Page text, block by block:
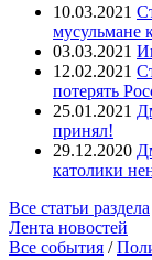
10.03.2021
мусульмане
03.03.2021
12.02.2021
потерять
25.01.2021
принял!
29.12.2020
католики
Все статьи раздела
Лента новостей
Все события /